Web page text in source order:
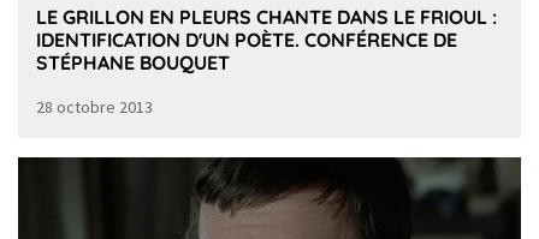
LE GRILLON EN PLEURS CHANTE DANS LE FRIOUL :
IDENTIFICATION D'UN POÈTE. CONFÉRENCE DE
STÉPHANE BOUQUET
28 octobre 2013